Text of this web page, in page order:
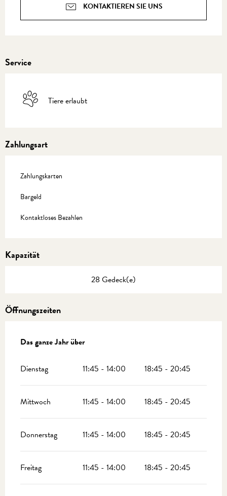
KONTAKTIEREN SIE UNS
Service
Tiere erlaubt
Zahlungsart
Zahlungskarten
Bargeld
Kontaktloses Bezahlen
Kapazität
28 Gedeck(e)
Öffnungszeiten
Das ganze Jahr über
Das ganze Jahr über
Dienstag 11:45 - 14:00 18:45 - 20:45
Mittwoch 11:45 - 14:00 18:45 - 20:45
Donnerstag 11:45 - 14:00 18:45 - 20:45
Freitag 11:45 - 14:00 18:45 - 20:45